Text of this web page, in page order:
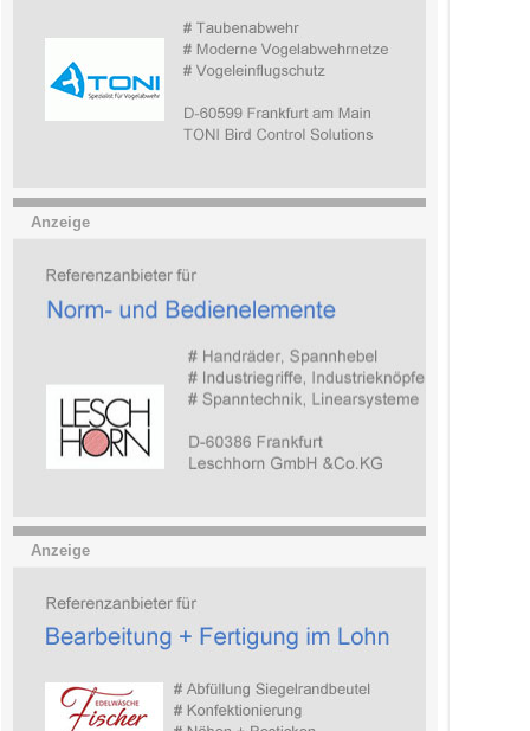
Anzeige
Anzeige